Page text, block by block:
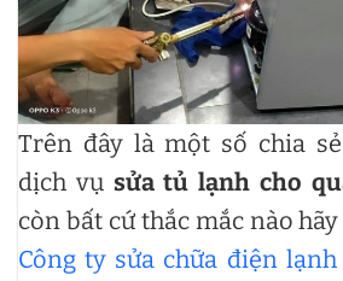
Trên đây là một số chia
dịch vụ sửa tủ lạnh cho
còn bất cứ thắc mắc nào
Công ty sửa chữa điện lạnh